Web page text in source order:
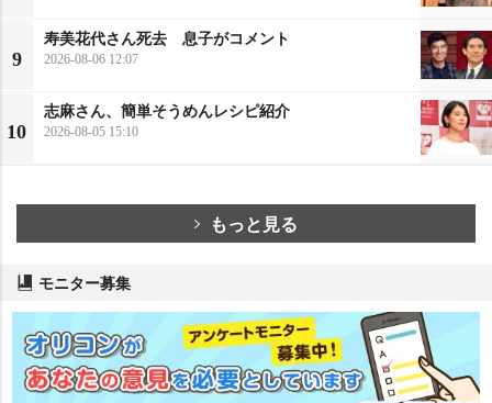
9
寿美花代さん死去 息子がコメント
2026-08-06 12:07
10
志麻さん、簡単そうめんレシピ紹介
2026-08-05 15:10
もっと見る
モニター募集